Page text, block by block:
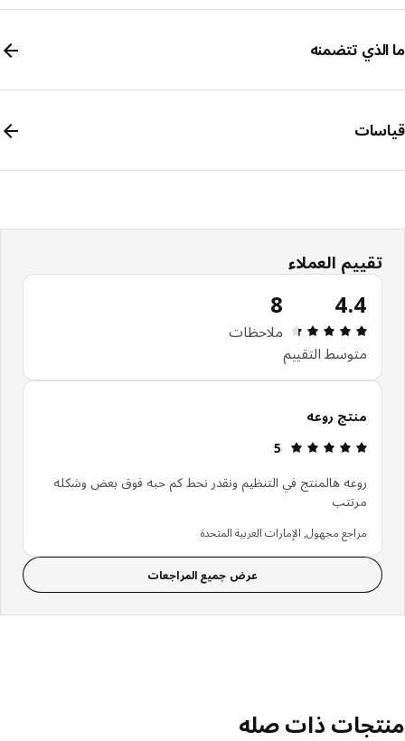
تتضمنه
تقييم العملاء
4.4
مراجعة التقييم: 4.4 من أصل 5 النجوم. إجمالي المراجعات: 8
متوسط التقييم
ملاحظات
منتج روعه
مراجعة التقييم: 5 من أصل 5 النجوم.
5
روعه هالمنتج في التنظيم ونقدر نحط كم حبه فوق بعض وشكله
مرتتب
مراجع مجهول, الإمارات العربية المتحدة
عرض جميع المراجعات
ذات صله